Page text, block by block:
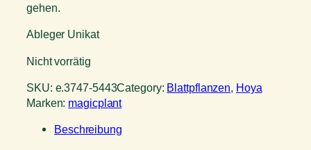
gehen.
Ableger Unikat
Nicht vorrätig
SKU: e.3747-5443Category: Blattpflanzen, Hoya
Marken: magicplant
Beschreibung